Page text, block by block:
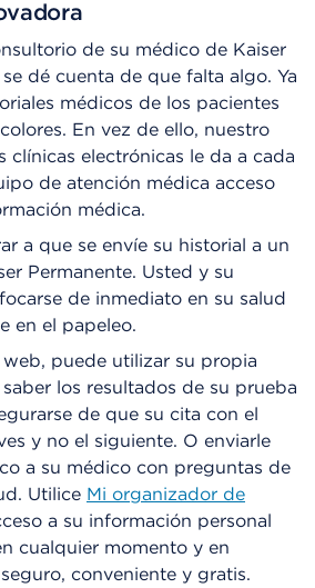
de su médico de Kaiser
dé cuenta de que falta algo. Ya
médicos de los pacientes
En vez de ello, nuestro
clínicas electrónicas le da a cada
de atención médica acceso
médica.
a que se envíe su historial a un
Permanente. Usted y su
de inmediato en su salud
en el papeleo.
puede utilizar su propia
los resultados de su prueba
de que su cita con el
y no el siguiente. O enviarle
a su médico con preguntas de
Utilice Mi organizador de
a su información personal
cualquier momento y en
conveniente y gratis.